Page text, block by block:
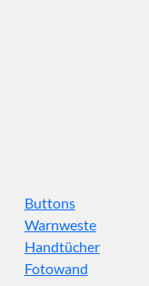
Buttons
Warnweste
Handtücher
Fotowand